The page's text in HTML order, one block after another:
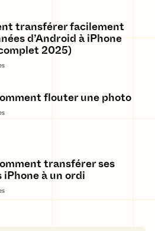
transférer facilement
d’Android à iPhone
2025)
flouter une photo
transférer ses
à un ordi